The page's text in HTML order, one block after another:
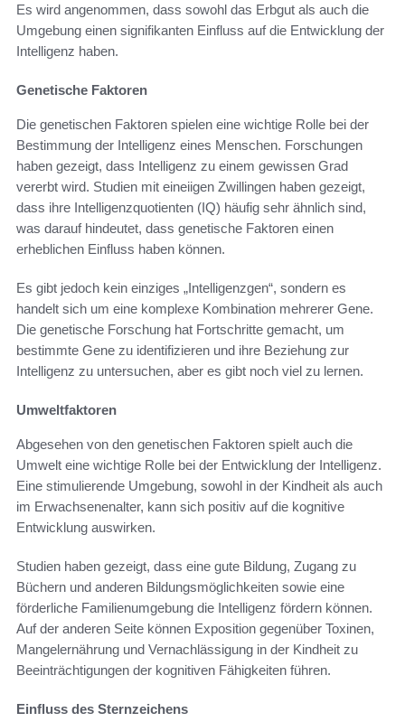
Es wird angenommen, dass sowohl das Erbgut als auch die
Umgebung einen signifikanten Einfluss auf die Entwicklung der
Intelligenz haben.
Genetische Faktoren
Die genetischen Faktoren spielen eine wichtige Rolle bei der
Bestimmung der Intelligenz eines Menschen. Forschungen
haben gezeigt, dass Intelligenz zu einem gewissen Grad
vererbt wird. Studien mit eineiigen Zwillingen haben gezeigt,
dass ihre Intelligenzquotienten (IQ) häufig sehr ähnlich sind,
was darauf hindeutet, dass genetische Faktoren einen
erheblichen Einfluss haben können.
Es gibt jedoch kein einziges „Intelligenzgen“, sondern es
handelt sich um eine komplexe Kombination mehrerer Gene.
Die genetische Forschung hat Fortschritte gemacht, um
bestimmte Gene zu identifizieren und ihre Beziehung zur
Intelligenz zu untersuchen, aber es gibt noch viel zu lernen.
Umweltfaktoren
Abgesehen von den genetischen Faktoren spielt auch die
Umwelt eine wichtige Rolle bei der Entwicklung der Intelligenz.
Eine stimulierende Umgebung, sowohl in der Kindheit als auch
im Erwachsenenalter, kann sich positiv auf die kognitive
Entwicklung auswirken.
Studien haben gezeigt, dass eine gute Bildung, Zugang zu
Büchern und anderen Bildungsmöglichkeiten sowie eine
förderliche Familienumgebung die Intelligenz fördern können.
Auf der anderen Seite können Exposition gegenüber Toxinen,
Mangelernährung und Vernachlässigung in der Kindheit zu
Beeinträchtigungen der kognitiven Fähigkeiten führen.
Einfluss des Sternzeichens